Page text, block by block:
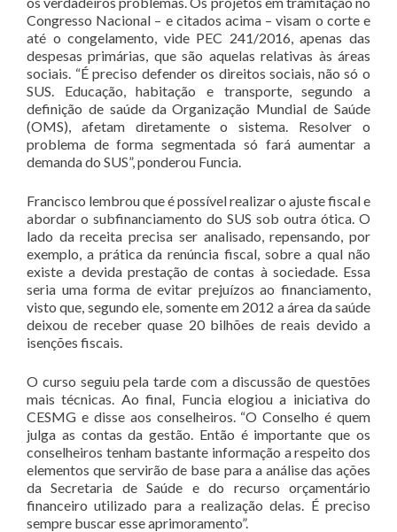
Congresso Nacional – e citados acima – visam o corte e
até o congelamento, vide PEC 241/2016, apenas das
despesas primárias, que são aquelas relativas às áreas
sociais. “É preciso defender os direitos sociais, não só o
SUS. Educação, habitação e transporte, segundo a
definição de saúde da Organização Mundial de Saúde
(OMS), afetam diretamente o sistema. Resolver o
problema de forma segmentada só fará aumentar a
demanda do SUS”, ponderou Funcia.
Francisco lembrou que é possível realizar o ajuste fiscal e
abordar o subfinanciamento do SUS sob outra ótica. O
lado da receita precisa ser analisado, repensando, por
exemplo, a prática da renúncia fiscal, sobre a qual não
existe a devida prestação de contas à sociedade. Essa
seria uma forma de evitar prejuízos ao financiamento,
visto que, segundo ele, somente em 2012 a área da saúde
deixou de receber quase 20 bilhões de reais devido a
isenções fiscais.
O curso seguiu pela tarde com a discussão de questões
mais técnicas. Ao final, Funcia elogiou a iniciativa do
CESMG e disse aos conselheiros. “O Conselho é quem
julga as contas da gestão. Então é importante que os
conselheiros tenham bastante informação a respeito dos
elementos que servirão de base para a análise das ações
da Secretaria de Saúde e do recurso orçamentário
financeiro utilizado para a realização delas. É preciso
sempre buscar esse aprimoramento”.